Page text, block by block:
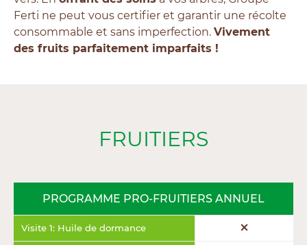
Ferti ne peut vous certifier et garantir une récolte
consommable et sans imperfection. Vivement
des fruits parfaitement imparfaits !
FRUITIERS
PROGRAMME PRO-FRUITIERS ANNUEL
Visite 1: Huile de dormance